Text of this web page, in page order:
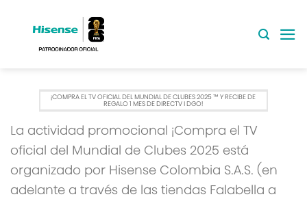
¡COMPRA EL TV OFICIAL DEL MUNDIAL DE CLUBES 2025 ™ Y RECIBE DE
REGALO 1 MES DE DIRECTV I DGO!
La actividad promocional ¡Compra el TV
oficial del Mundial de Clubes 2025 está
organizado por Hisense Colombia S.A.S. (en
adelante a través de las tiendas Falabella a